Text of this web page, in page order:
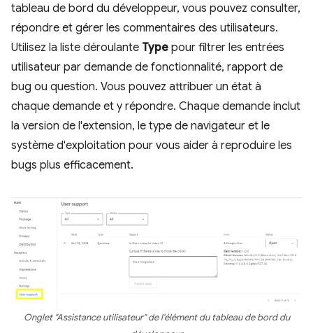
tableau de bord du développeur, vous pouvez consulter,
répondre et gérer les commentaires des utilisateurs.
Utilisez la liste déroulante Type pour filtrer les entrées
utilisateur par demande de fonctionnalité, rapport de
bug ou question. Vous pouvez attribuer un état à
chaque demande et y répondre. Chaque demande inclut
la version de l'extension, le type de navigateur et le
système d'exploitation pour vous aider à reproduire les
bugs plus efficacement.
Onglet "Assistance utilisateur" de l'élément du tableau de bord du